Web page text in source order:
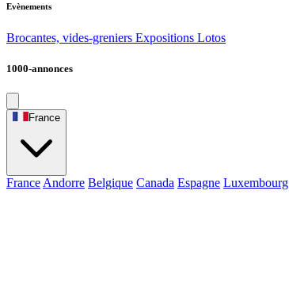
Evènements
Brocantes, vides-greniers Expositions Lotos
1000-annonces
France
France Andorre Belgique Canada Espagne Luxembourg